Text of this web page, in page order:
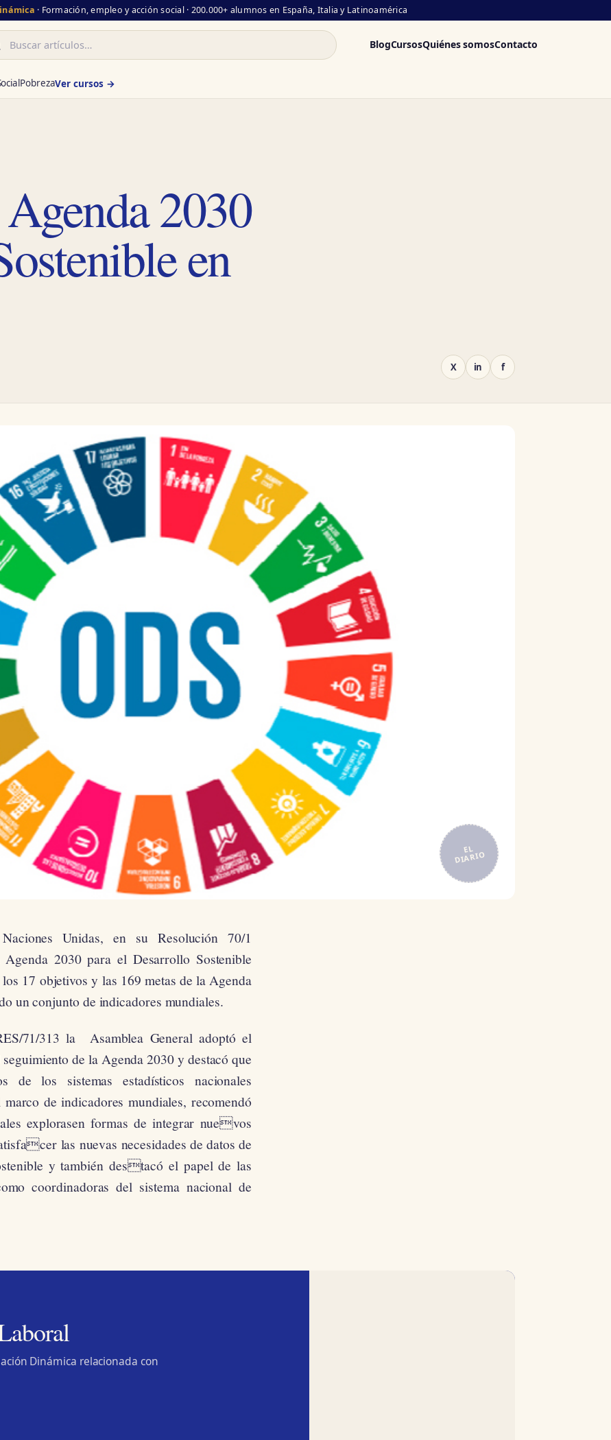
· Formación, empleo y acción social · 200.000+ alumnos en España, Italia y Latinoamérica
BlogCursosQuiénes somosContacto
PobrezaVer cursos →
2030
en
X in f
EL
DIARIO
Unidas, en su Resolución 70/1
2030 para el Desarrollo Sostenible
17 objetivos y las 169 metas de la Agenda
un conjunto de indicadores mundiales.
71/313 la Asamblea General adoptó el
de la Agenda 2030 y destacó que
los sistemas estadísticos nacionales
de indicadores mundiales, recomendó
explorasen formas de integrar nuevos
las nuevas necesidades de datos de
y también destacó el papel de las
coordinadoras del sistema nacional de
Dinámica relacionada con